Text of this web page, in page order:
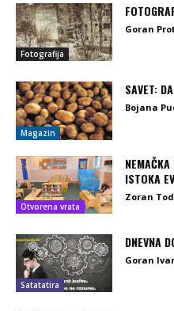
Fotografija
Goran
Magazin
SAVET:
Bojana
Otvorena vrata
ISTOKA
Zoran
Satatatira
DNEVNA
Goran